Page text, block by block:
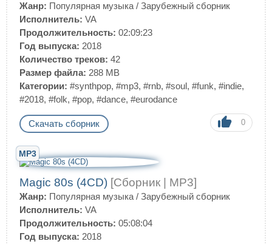
Жанр: Популярная музыка / Зарубежный сборник
Исполнитель: VA
Продолжительность: 02:09:23
Год выпуска: 2018
Количество треков: 42
Размер файла: 288 MB
Категории: #synthpop, #mp3, #rnb, #soul, #funk, #indie,
#2018, #folk, #pop, #dance, #eurodance
Скачать сборник 0
MP3
Magic 80s (4CD) [Сборник | MP3]
Жанр: Популярная музыка / Зарубежный сборник
Исполнитель: VA
Продолжительность: 05:08:04
Год выпуска: 2018